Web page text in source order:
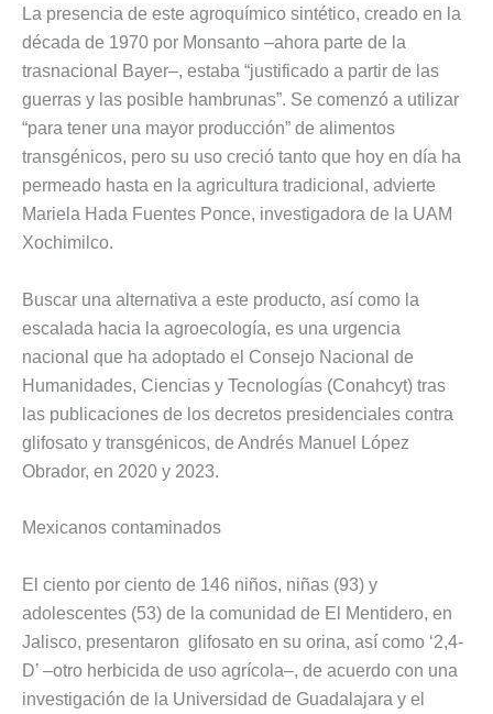
La presencia de este agroquímico sintético, creado en la
década de 1970 por Monsanto –ahora parte de la
trasnacional Bayer–, estaba “justificado a partir de las
guerras y las posible hambrunas”. Se comenzó a utilizar
“para tener una mayor producción” de alimentos
transgénicos, pero su uso creció tanto que hoy en día ha
permeado hasta en la agricultura tradicional, advierte
Mariela Hada Fuentes Ponce, investigadora de la UAM
Xochimilco.
Buscar una alternativa a este producto, así como la
escalada hacia la agroecología, es una urgencia
nacional que ha adoptado el Consejo Nacional de
Humanidades, Ciencias y Tecnologías (Conahcyt) tras
las publicaciones de los decretos presidenciales contra
glifosato y transgénicos, de Andrés Manuel López
Obrador, en 2020 y 2023.
Mexicanos contaminados
El ciento por ciento de 146 niños, niñas (93) y
adolescentes (53) de la comunidad de El Mentidero, en
Jalisco, presentaron glifosato en su orina, así como ‘2,4-
D’ –otro herbicida de uso agrícola–, de acuerdo con una
investigación de la Universidad de Guadalajara y el